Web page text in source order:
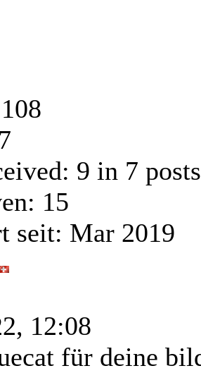
9 in 7 posts
15
seit: Mar 2019
12:08
für deine